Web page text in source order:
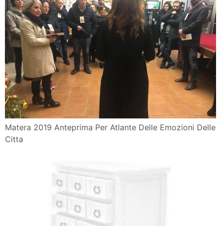
Matera 2019 Anteprima Per Atlante Delle Emozioni Delle
Citta